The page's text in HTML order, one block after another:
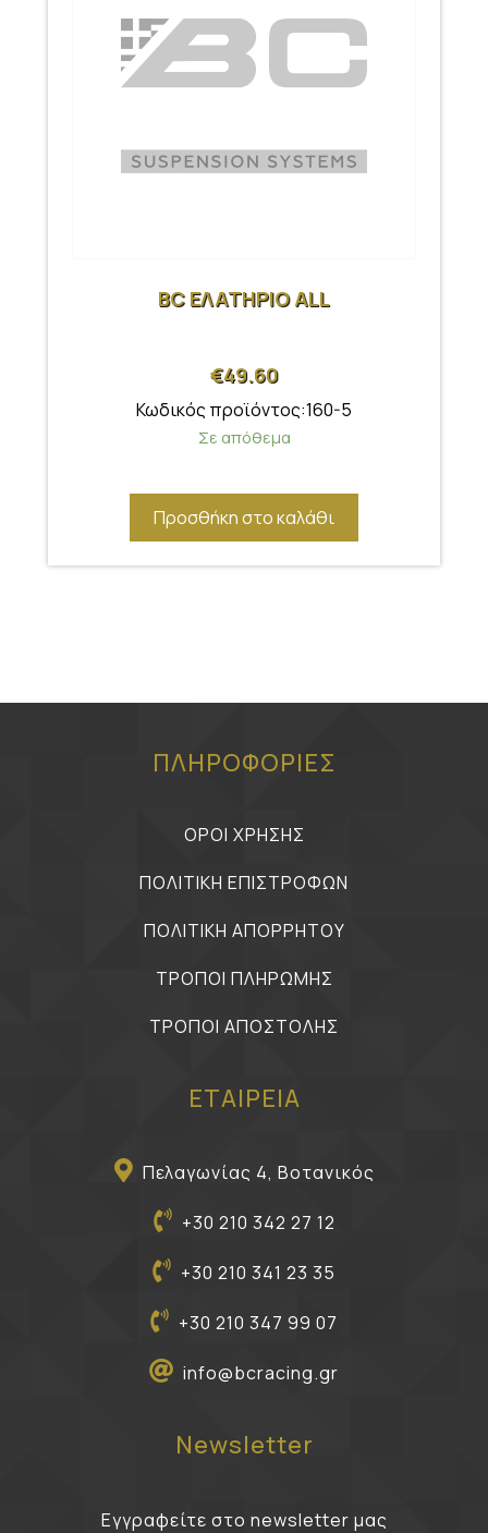
BC ΕΛΑΤΗΡΙΟ ALL
€49.60
Κωδικός προϊόντος:160-5
Σε απόθεμα
Προσθήκη στο καλάθι
ΠΛΗΡΟΦΟΡΙΕΣ
ΟΡΟΙ ΧΡΗΣΗΣ
ΠΟΛΙΤΙΚΗ ΕΠΙΣΤΡΟΦΩΝ
ΠΟΛΙΤΙΚΗ ΑΠΟΡΡΗΤΟΥ
ΤΡΟΠΟΙ ΠΛΗΡΩΜΗΣ
ΤΡΟΠΟΙ ΑΠΟΣΤΟΛΗΣ
ΕΤΑΙΡΕΙΑ
Πελαγωνίας 4, Βοτανικός
+30 210 342 27 12
+30 210 341 23 35
+30 210 347 99 07
info@bcracing.gr
Newsletter
Εγγραφείτε στο newsletter μας